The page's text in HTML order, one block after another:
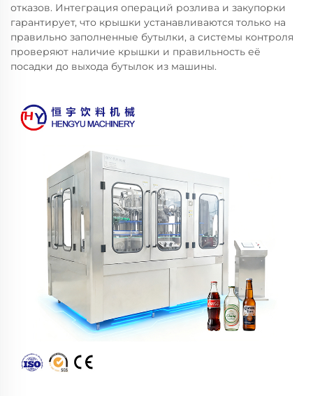
отказов. Интеграция операций розлива и закупорки
гарантирует, что крышки устанавливаются только на
правильно заполненные бутылки, а системы контроля
проверяют наличие крышки и правильность её
посадки до выхода бутылок из машины.